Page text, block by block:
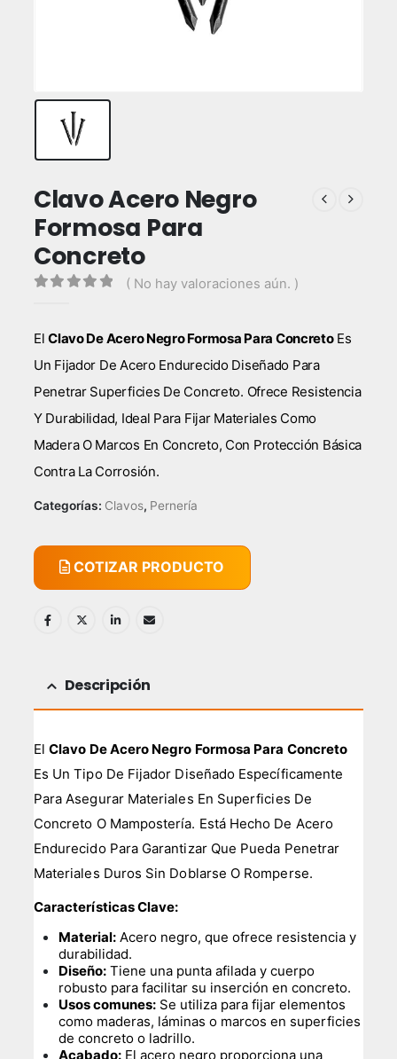
Clavo Acero Negro
Formosa Para
Concreto
( No hay valoraciones aún. )
ElClavo De Acero Negro Formosa Para ConcretoEs
Un Fijador De Acero Endurecido Diseñado Para
Penetrar Superficies De Concreto. Ofrece Resistencia
Y Durabilidad, Ideal Para Fijar Materiales Como
Madera O Marcos En Concreto, Con Protección Básica
Contra La Corrosión.
Categorías: Clavos, Pernería
COTIZAR PRODUCTO
Descripción
ElClavo De Acero Negro Formosa Para Concreto
Es Un Tipo De Fijador Diseñado Específicamente
Para Asegurar Materiales En Superficies De
Concreto O Mampostería. Está Hecho De Acero
Endurecido Para Garantizar Que Pueda Penetrar
Materiales Duros Sin Doblarse O Romperse.
Características Clave:
Material: Acero negro, que ofrece resistencia y
durabilidad.
Diseño: Tiene una punta afilada y cuerpo
robusto para facilitar su inserción en concreto.
Usos comunes: Se utiliza para fijar elementos
como maderas, láminas o marcos en superficies
de concreto o ladrillo.
Acabado: El acero negro proporciona una